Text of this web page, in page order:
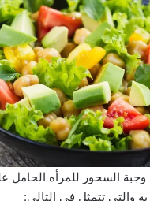
السحور للمرأه الحامل
والتي تتمثل في التالي: